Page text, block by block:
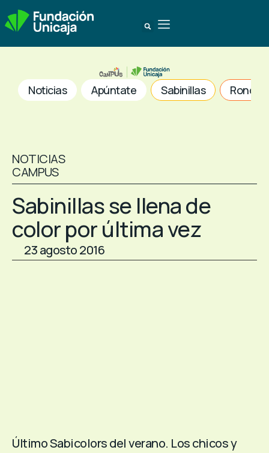
Noticias Apúntate Sabinillas Ronda
NOTICIAS
CAMPUS
Sabinillas se llena de
color por última vez
23 agosto 2016
Último Sabicolors del verano. Los chicos y